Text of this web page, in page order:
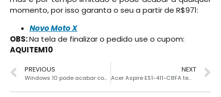
momento, por isso garanta o seu a partir de R$971:
Novo Moto X
OBS:Na tela de finalizar o pedido use o cupom:
AQUITEM10
PREVIOUS
Windows 10 pode acabar com formatações dos PCs
NEXT
Acer Aspire ES1-411-C8FA tem preço acessível